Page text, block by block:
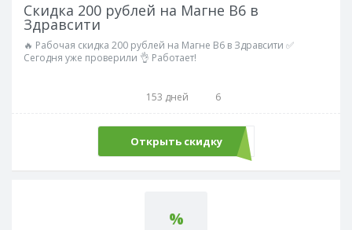
Скидка 200 рублей на Магне В6 в
Здравсити
🔥 Рабочая скидка 200 рублей на Магне В6 в Здравсити ✅
Сегодня уже проверили 👌 Работает!
153 дней 6
Открыть скидку
%